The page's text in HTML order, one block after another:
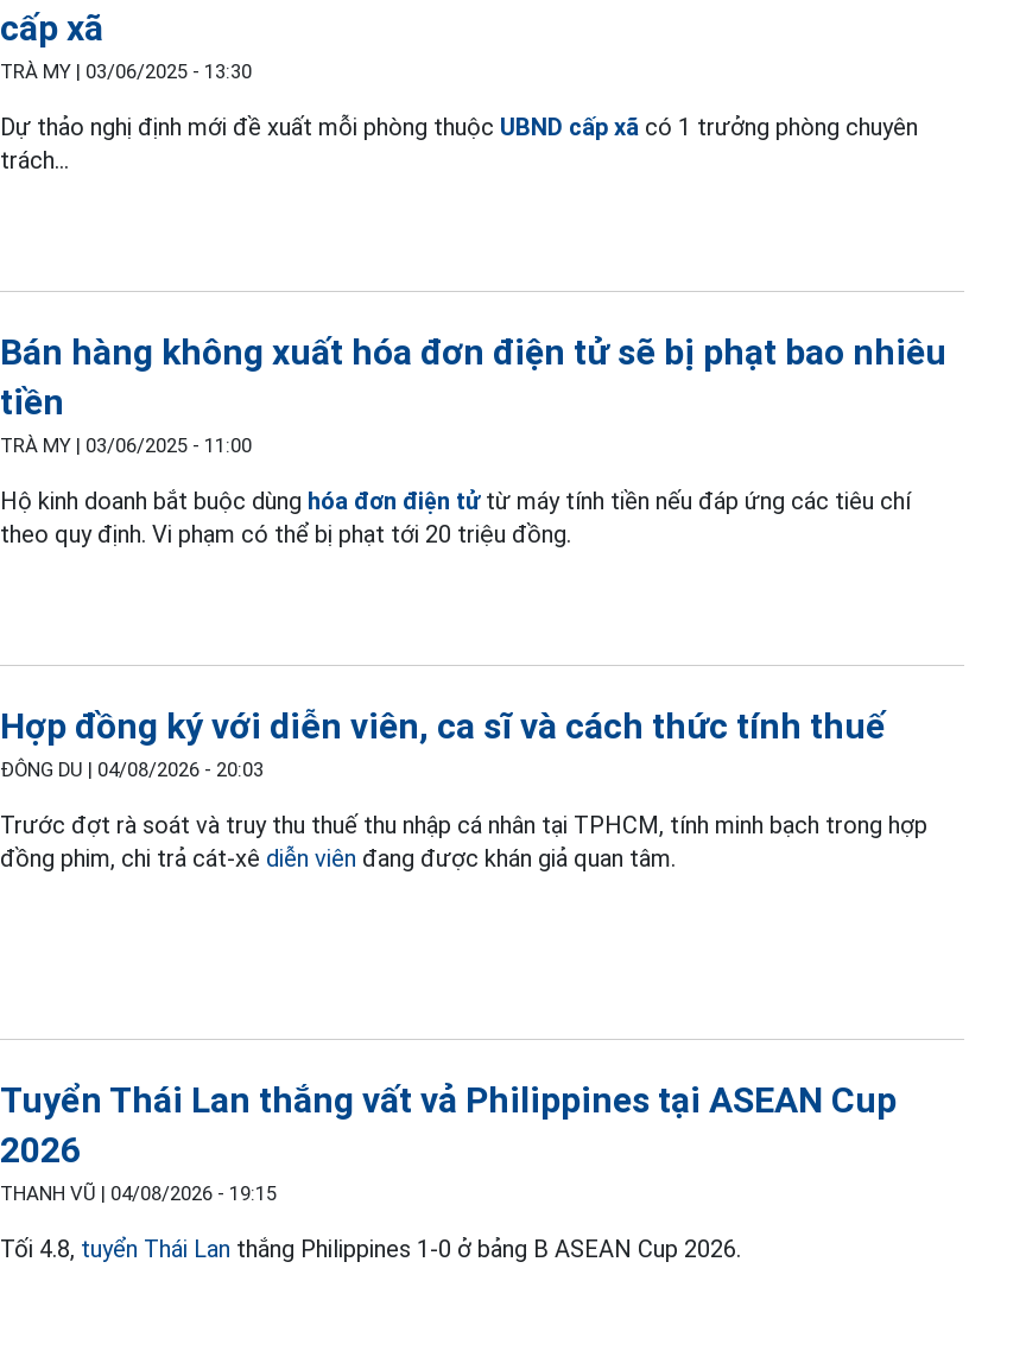
cấp xã
TRÀ MY | 03/06/2025 - 13:30
Dự thảo nghị định mới đề xuất mỗi phòng thuộc UBND cấp xã có 1 trưởng phòng chuyên
trách...
Bán hàng không xuất hóa đơn điện tử sẽ bị phạt bao nhiêu
tiền
TRÀ MY | 03/06/2025 - 11:00
Hộ kinh doanh bắt buộc dùng hóa đơn điện tửtừ máy tính tiền nếu đáp ứng các tiêu chí
theo quy định. Vi phạm có thể bị phạt tới 20 triệu đồng.
Hợp đồng ký với diễn viên, ca sĩ và cách thức tính thuế
ĐÔNG DU | 04/08/2026 - 20:03
Trước đợt rà soát và truy thu thuế thu nhập cá nhân tại TPHCM, tính minh bạch trong hợp
đồng phim, chi trả cát-xê diễn viên đang được khán giả quan tâm.
Tuyển Thái Lan thắng vất vả Philippines tại ASEAN Cup
2026
THANH VŨ | 04/08/2026 - 19:15
Tối 4.8, tuyển Thái Lan thắng Philippines 1-0 ở bảng B ASEAN Cup 2026.